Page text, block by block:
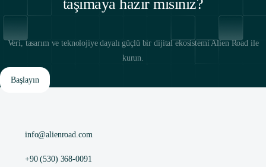
taşımaya hazır mısınız?
Veri, tasarım ve teknolojiye dayalı güçlü bir dijital ekosistemi Alien Road ile
kurun.
Başlayın
info@alienroad.com
+90 (530) 368-0091